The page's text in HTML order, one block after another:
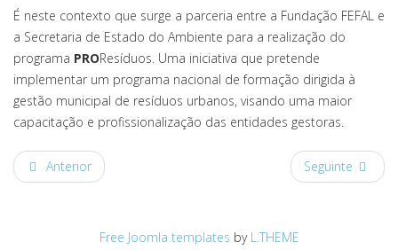
É neste contexto que surge a parceria entre a Fundação FEFAL e
a Secretaria de Estado do Ambiente para a realização do
programa PROResíduos. Uma iniciativa que pretende
implementar um programa nacional de formação dirigida à
gestão municipal de resíduos urbanos, visando uma maior
capacitação e profissionalização das entidades gestoras.
Anterior Seguinte
Free Joomla templates by L.THEME